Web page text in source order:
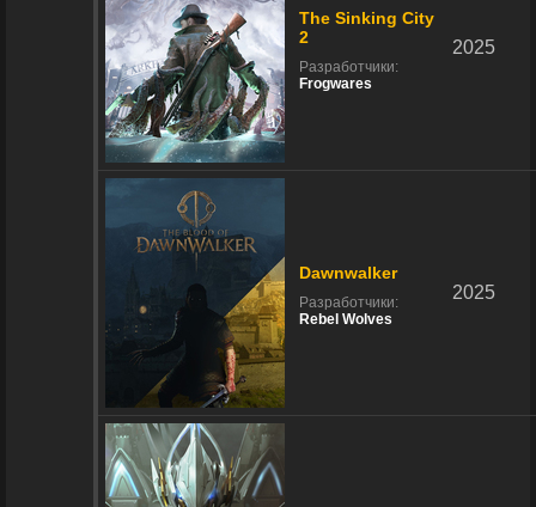
The Sinking City
2
Разработчики:
Frogwares
2025
Dawnwalker
Разработчики:
Rebel Wolves
2025